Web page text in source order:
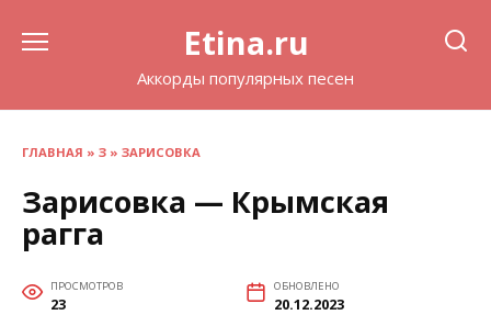
Etina.ru
Аккорды популярных песен
ГЛАВНАЯ » З » ЗАРИСОВКА
Зарисовка — Крымская
рагга
ПРОСМОТРОВ
23
ОБНОВЛЕНО
20.12.2023